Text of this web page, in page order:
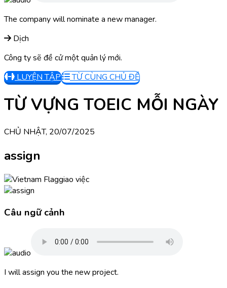
The company will nominate a new manager.
Dịch
Công ty sẽ đề cử một quản lý mới.
LUYỆN TẬP
TỪ CÙNG CHỦ ĐỀ
TỪ VỰNG TOEIC MỖI NGÀY
CHỦ NHẬT, 20/07/2025
assign
giao việc
Câu ngữ cảnh
I will assign you the new project.